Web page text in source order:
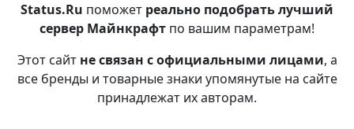
Status.Ru поможет реально подобрать лучший
сервер Майнкрафт по вашим параметрам!
Этот сайт не связан с официальными лицами, а
все бренды и товарные знаки упомянутые на сайте
принадлежат их авторам.